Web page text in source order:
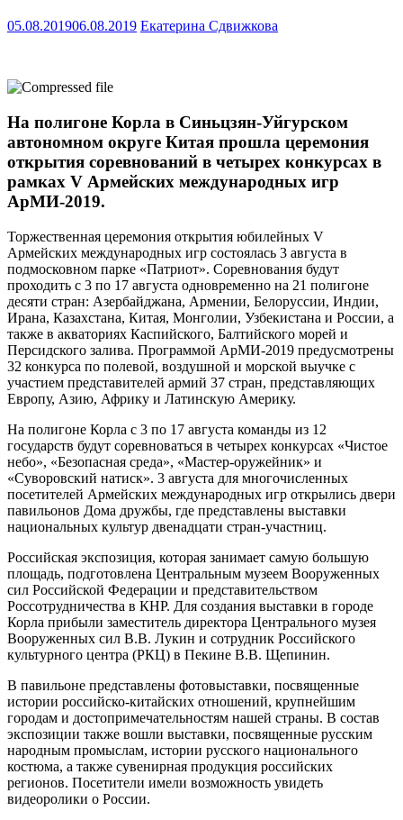
05.08.201906.08.2019 Екатерина Сдвижкова
На полигоне Корла в Синьцзян-Уйгурском
автономном округе Китая прошла церемония
открытия соревнований в четырех конкурсах в
рамках V Армейских международных игр
АрМИ-2019.
Торжественная церемония открытия юбилейных V
Армейских международных игр состоялась 3 августа в
подмосковном парке «Патриот». Соревнования будут
проходить с 3 по 17 августа одновременно на 21 полигоне
десяти стран: Азербайджана, Армении, Белоруссии, Индии,
Ирана, Казахстана, Китая, Монголии, Узбекистана и России, а
также в акваториях Каспийского, Балтийского морей и
Персидского залива. Программой АрМИ-2019 предусмотрены
32 конкурса по полевой, воздушной и морской выучке с
участием представителей армий 37 стран, представляющих
Европу, Азию, Африку и Латинскую Америку.
На полигоне Корла с 3 по 17 августа команды из 12
государств будут соревноваться в четырех конкурсах «Чистое
небо», «Безопасная среда», «Мастер-оружейник» и
«Суворовский натиск». 3 августа для многочисленных
посетителей Армейских международных игр открылись двери
павильонов Дома дружбы, где представлены выставки
национальных культур двенадцати стран-участниц.
Российская экспозиция, которая занимает самую большую
площадь, подготовлена Центральным музеем Вооруженных
сил Российской Федерации и представительством
Россотрудничества в КНР. Для создания выставки в городе
Корла прибыли заместитель директора Центрального музея
Вооруженных сил В.В. Лукин и сотрудник Российского
культурного центра (РКЦ) в Пекине В.В. Щепинин.
В павильоне представлены фотовыставки, посвященные
истории российско-китайских отношений, крупнейшим
городам и достопримечательностям нашей страны. В состав
экспозиции также вошли выставки, посвященные русским
народным промыслам, истории русского национального
костюма, а также сувенирная продукция российских
регионов. Посетители имели возможность увидеть
видеоролики о России.